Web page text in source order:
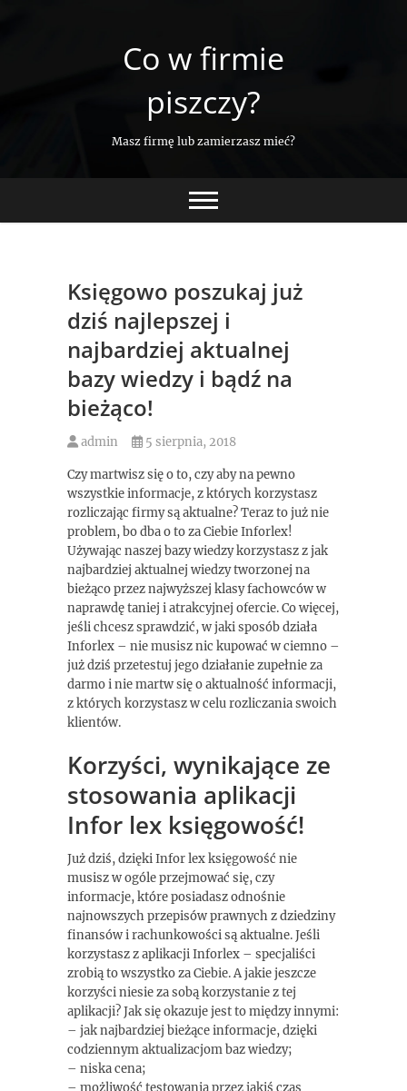
Co w firmie
piszczy?
Masz firmę lub zamierzasz mieć?
Księgowo poszukaj już
dziś najlepszej i
najbardziej aktualnej
bazy wiedzy i bądź na
bieżąco!
admin 5 sierpnia, 2018
Czy martwisz się o to, czy aby na pewno
wszystkie informacje, z których korzystasz
rozliczając firmy są aktualne? Teraz to już nie
problem, bo dba o to za Ciebie Inforlex!
Używając naszej bazy wiedzy korzystasz z jak
najbardziej aktualnej wiedzy tworzonej na
bieżąco przez najwyższej klasy fachowców w
naprawdę taniej i atrakcyjnej ofercie. Co więcej,
jeśli chcesz sprawdzić, w jaki sposób działa
Inforlex – nie musisz nic kupować w ciemno –
już dziś przetestuj jego działanie zupełnie za
darmo i nie martw się o aktualność informacji,
z których korzystasz w celu rozliczania swoich
klientów.
Korzyści, wynikające ze
stosowania aplikacji
Infor lex księgowość!
Już dziś, dzięki Infor lex księgowość nie
musisz w ogóle przejmować się, czy
informacje, które posiadasz odnośnie
najnowszych przepisów prawnych z dziedziny
finansów i rachunkowości są aktualne. Jeśli
korzystasz z aplikacji Inforlex – specjaliści
zrobią to wszystko za Ciebie. A jakie jeszcze
korzyści niesie za sobą korzystanie z tej
aplikacji? Jak się okazuje jest to między innymi:
– jak najbardziej bieżące informacje, dzięki
codziennym aktualizacjom baz wiedzy;
– niska cena;
– możliwość testowania przez jakiś czas